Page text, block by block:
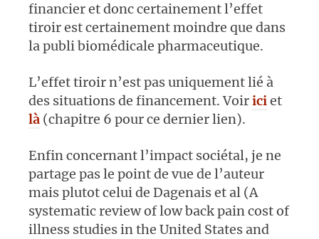
financier et donc certainement l’effet
tiroir est certainement moindre que dans
la publi biomédicale pharmaceutique.
L’effet tiroir n’est pas uniquement lié à
des situations de financement. Voiriciet
là (chapitre 6 pour ce dernier lien).
Enfin concernant l’impact sociétal, je ne
partage pas le point de vue de l’auteur
mais plutot celui de Dagenais et al (A
systematic review of low back pain cost of
illness studies in the United States and